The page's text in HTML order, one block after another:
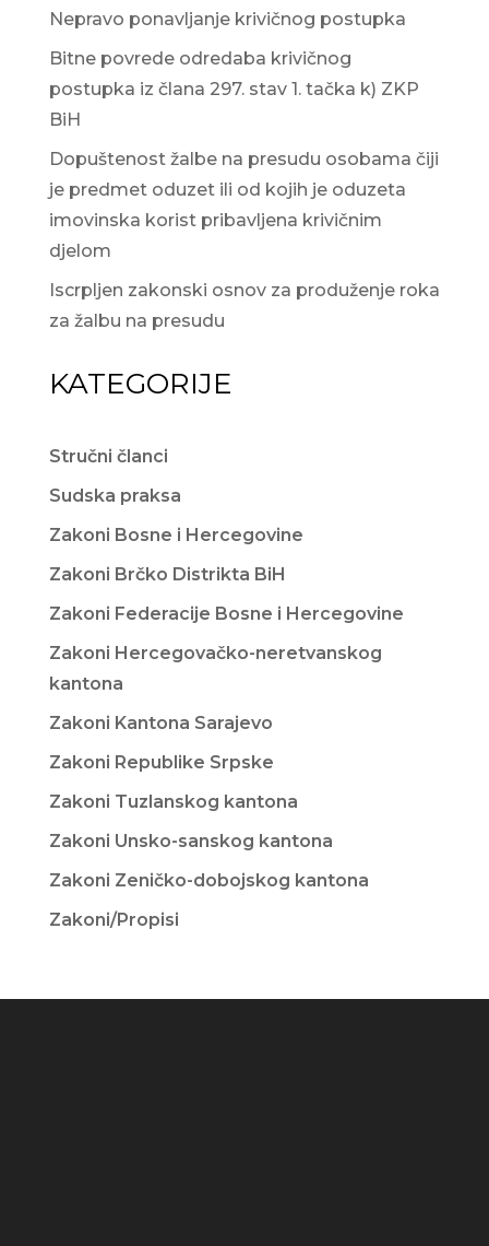
Nepravo ponavljanje krivičnog postupka
Bitne povrede odredaba krivičnog
postupka iz člana 297. stav 1. tačka k) ZKP
BiH
Dopuštenost žalbe na presudu osobama čiji
je predmet oduzet ili od kojih je oduzeta
imovinska korist pribavljena krivičnim
djelom
Iscrpljen zakonski osnov za produženje roka
za žalbu na presudu
KATEGORIJE
Stručni članci
Sudska praksa
Zakoni Bosne i Hercegovine
Zakoni Brčko Distrikta BiH
Zakoni Federacije Bosne i Hercegovine
Zakoni Hercegovačko-neretvanskog
kantona
Zakoni Kantona Sarajevo
Zakoni Republike Srpske
Zakoni Tuzlanskog kantona
Zakoni Unsko-sanskog kantona
Zakoni Zeničko-dobojskog kantona
Zakoni/Propisi